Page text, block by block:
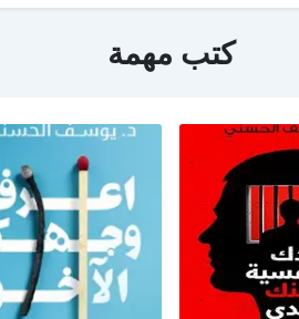
كتب مهمة